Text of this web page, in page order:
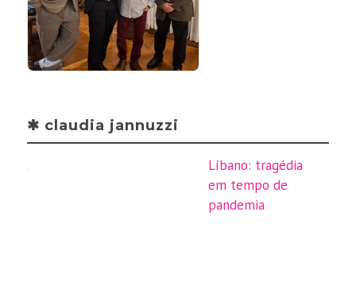
✱ claudia jannuzzi
Líbano: tragédia
em tempo de
pandemia